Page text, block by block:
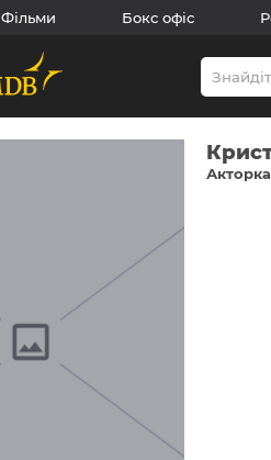
Фільми Бокс офіс